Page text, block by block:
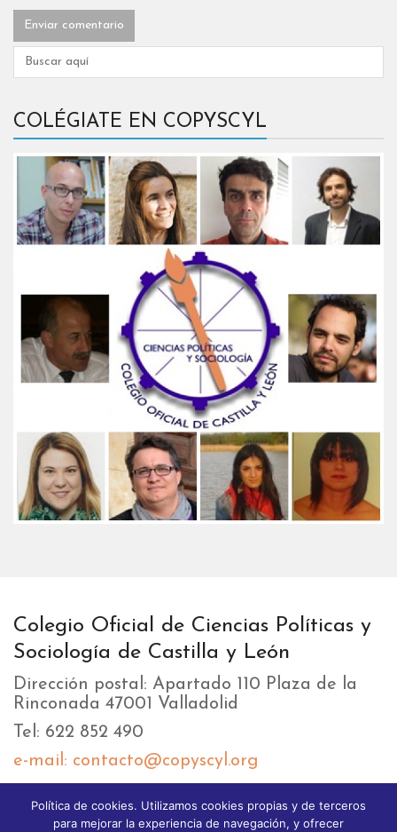
COLÉGIATE EN COPYSCYL
Colegio Oficial de Ciencias Políticas y
Sociología de Castilla y León
Dirección postal: Apartado 110 Plaza de la
Rinconada 47001 Valladolid
Tel: 622 852 490
e-mail: contacto@copyscyl.org
LIKEBOX
Política de cookies. Utilizamos cookies propias y de terceros
para mejorar la experiencia de navegación, y ofrecer